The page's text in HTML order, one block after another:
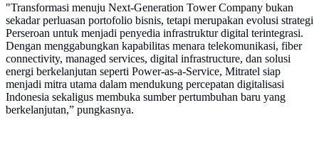
"Transformasi menuju Next-Generation Tower Company bukan
sekadar perluasan portofolio bisnis, tetapi merupakan evolusi strategi
Perseroan untuk menjadi penyedia infrastruktur digital terintegrasi.
Dengan menggabungkan kapabilitas menara telekomunikasi, fiber
connectivity, managed services, digital infrastructure, dan solusi
energi berkelanjutan seperti Power-as-a-Service, Mitratel siap
menjadi mitra utama dalam mendukung percepatan digitalisasi
Indonesia sekaligus membuka sumber pertumbuhan baru yang
berkelanjutan,” pungkasnya.